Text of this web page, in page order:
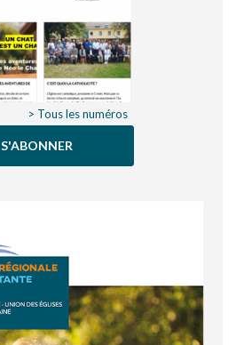
> Tous les numéros
S'ABONNER